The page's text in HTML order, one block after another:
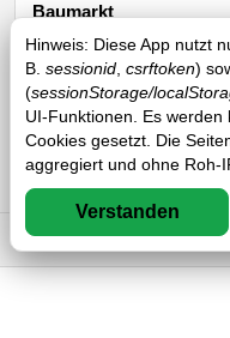
Hinweis: Diese App nutzt
B. sessionid csrftoken)
(sessionStorage/
UI-Funktionen. Es
Cookies gesetzt. Die
aggregiert und ohne Roh-
Verstanden
Baumarkt
3 Artikel
Handwerklicher Grundbedarf
Befestigungsmat…
Blumen
13 Artikel
Frische Blumen und Pflanzen
Impressum